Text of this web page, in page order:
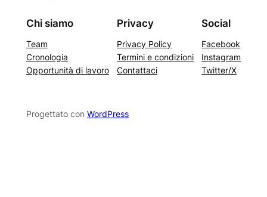
Chi siamo
Team
Cronologia
Opportunità di lavoro
Privacy
Privacy Policy
Termini e condizioni
Contattaci
Social
Facebook
Instagram
Twitter/X
Progettato con WordPress